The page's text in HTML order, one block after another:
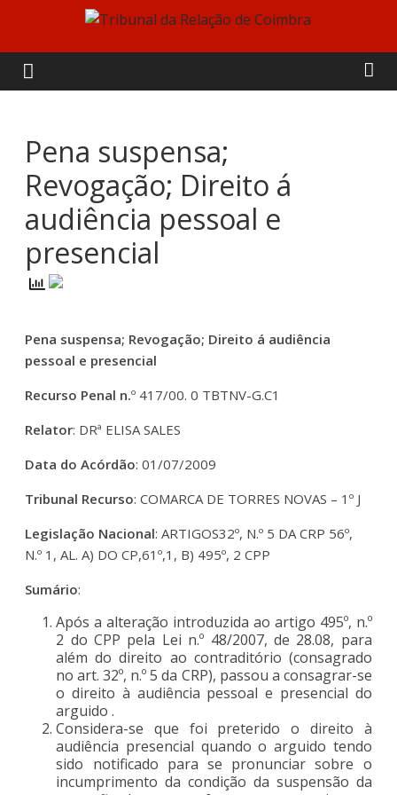
content
Tribunal
da
Relação
de
Coimbra
Pena suspensa;
Revogação; Direito á
audiência pessoal e
presencial
Pena suspensa; Revogação; Direito á audiência
pessoal e presencial
Recurso Penal n.º 417/00. 0 TBTNV-G.C1
Relator: DRª ELISA SALES
Data do Acórdão: 01/07/2009
Tribunal Recurso: COMARCA DE TORRES NOVAS – 1º J
Legislação Nacional: ARTIGOS32º, N.º 5 DA CRP 56º,
N.º 1, AL. A) DO CP,61º,1, B) 495º, 2 CPP
Sumário:
Após a alteração introduzida ao artigo 495º, n.º
2 do CPP pela Lei n.º 48/2007, de 28.08, para
além do direito ao contraditório (consagrado
no art. 32º, n.º 5 da CRP), passou a consagrar-se
o direito à audiência pessoal e presencial do
arguido .
Considera-se que foi preterido o direito à
audiência presencial quando o arguido tendo
sido notificado para se pronunciar sobre o
incumprimento da condição da suspensão da